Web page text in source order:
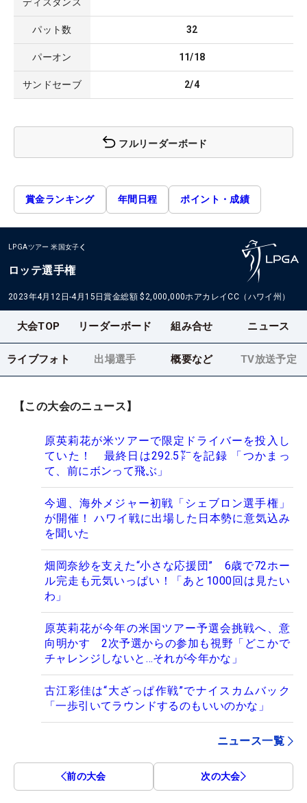
ディスタンス
パット数 32
パーオン 11/18
サンドセーブ 2/4
フルリーダーボード
賞金ランキング 年間日程 ポイント・成績
LPGAツアー 米国女子
ロッテ選手権
2023年4月12日-4月15日賞金総額 $2,000,000ホアカレイCC（ハワイ州）
大会TOP リーダーボード 組み合せ ニュース
ライブフォト 出場選手 概要など TV放送予定
【この大会のニュース】
原英莉花が米ツアーで限定ドライバーを投入し
ていた！ 最終日は292.5㍎を記録 「つかまっ
て、前にボンって飛ぶ」
今週、海外メジャー初戦「シェブロン選手権」
が開催！ ハワイ戦に出場した日本勢に意気込み
を聞いた
畑岡奈紗を支えた“小さな応援団” 6歳で72ホー
ル完走も元気いっぱい！「あと1000回は見たい
わ」
原英莉花が今年の米国ツアー予選会挑戦へ、意
向明かす 2次予選からの参加も視野「どこかで
チャレンジしないと…それが今年かな」
古江彩佳は“大ざっぱ作戦”でナイスカムバック
「一歩引いてラウンドするのもいいのかな」
ニュース一覧
前の大会 次の大会